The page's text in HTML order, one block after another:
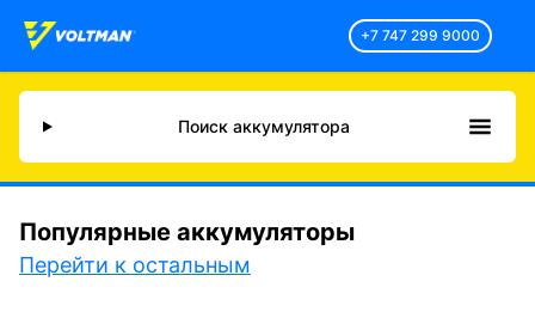
+7 747 299 9000
Поиск аккумулятора
Популярные аккумуляторы
Перейти к остальным